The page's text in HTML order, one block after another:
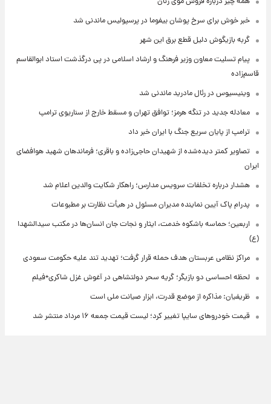
خبر خوش برای سرخ پوشان بیفوما در پرسپولیس ماندنی شد
گربه بازیگوش دلیل قطع برق این شهر
پیام تسلیت معاون وزیر فرهنگ و ارشاد اسلامی در پی درگذشت استاد ابوالقاسم
قاسم‌زاده
وینیسیوس در رئال مادرید ماندنی شد
معادله جدید در تنگه هرمز؛ توافق تهران و مسقط خارج از سناریوی ترامپ
ترامپ از پایان سریع جنگ با ایران خبر داد
تصاویر کمتر دیده‌شده از شهیدان حاجی‌زاده و باقری؛ فرماندهان شهید هوافضای
ایران
هشدار درباره تخلفات سرویس مدارس؛ راهکار شکایت والدین اعلام شد
پدرام پاک آیین نماینده مدیران مسئول در هیأت نظارت بر مطبوعات
اربعین؛ حماسه باشکوه خدمت، ایثار و نجات جان انسان‌ها در مکتب سیدالشهدا
(ع)
مراکز نظامی عربستان هدف حمله قرار گرفت؛ تهدید تند علیه حکومت سعودی
لحظه احساسی دو بازیگر؛ گریه سحر دولتشاهی در آغوش غزل شاکری+فیلم
ظریفیان: مذاکره از موضع قدرت، ابزار صیانت ملی است
قیمت خودروهای سایپا تغییر کرد؛ لیست قیمت جمعه ۱۶ مرداد منتشر شد